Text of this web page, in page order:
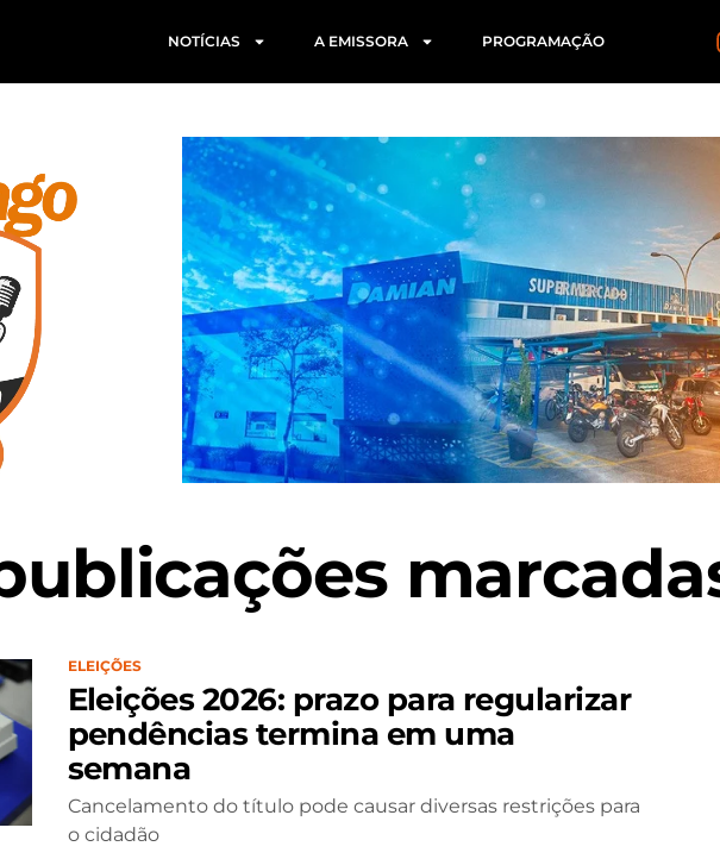
NOTÍCIAS A EMISSORA PROGRAMAÇÃO
ELEIÇÕES
Eleições 2026: prazo para regularizar
pendências termina em uma
semana
Cancelamento do título pode causar diversas restrições para
o cidadão